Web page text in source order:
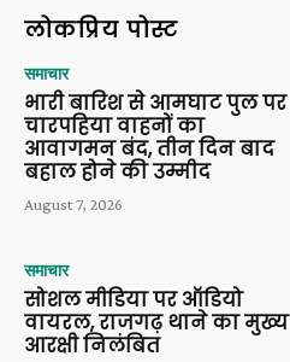
लोकप्रिय पोस्ट
समाचार
भारी बारिश से आमघाट पुल पर
चारपहिया वाहनों का
आवागमन बंद, तीन दिन बाद
बहाल होने की उम्मीद
August 7, 2026
समाचार
सोशल मीडिया पर ऑडियो
वायरल, राजगढ़ थाने का मुख्य
आरक्षी निलंबित